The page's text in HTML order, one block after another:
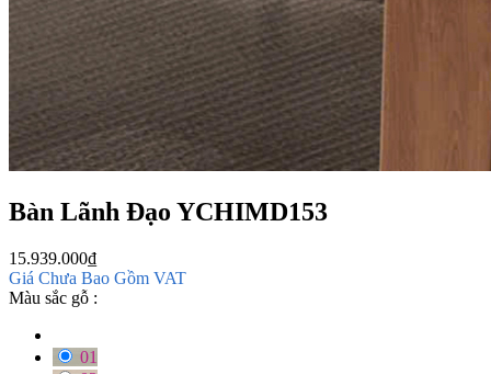
Bàn Lãnh Đạo YCHIMD153
15.939.000₫
Giá Chưa Bao Gồm VAT
Màu sắc gỗ :
01